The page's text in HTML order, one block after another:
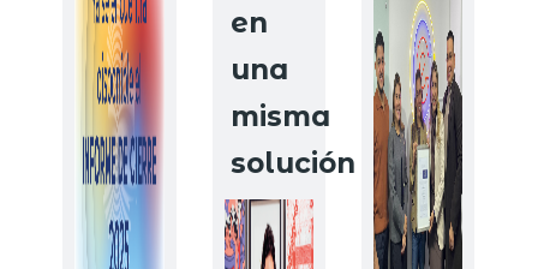
en
una
misma
solución